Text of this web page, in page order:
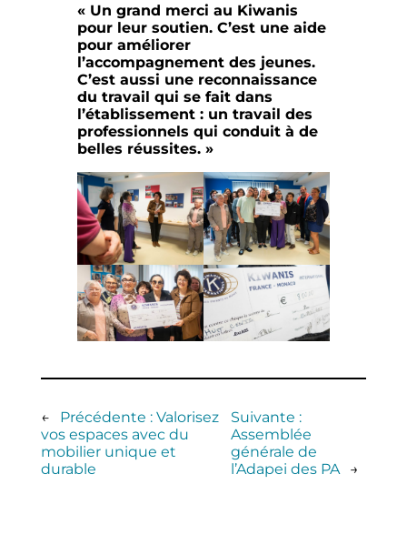
« Un grand merci au Kiwanis
pour leur soutien. C’est une aide
pour améliorer
l’accompagnement des jeunes.
C’est aussi une reconnaissance
du travail qui se fait dans
l’établissement : un travail des
professionnels qui conduit à de
belles réussites. »
← Précédente : Valorisez
vos espaces avec du
mobilier unique et
durable
Suivante :
Assemblée
générale de
l’Adapei des PA
→